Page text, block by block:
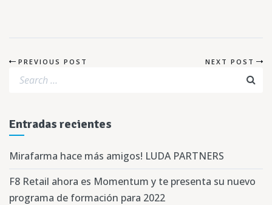
PREVIOUS POST NEXT POST
Entradas recientes
Mirafarma hace más amigos! LUDA PARTNERS
F8 Retail ahora es Momentum y te presenta su nuevo
programa de formación para 2022